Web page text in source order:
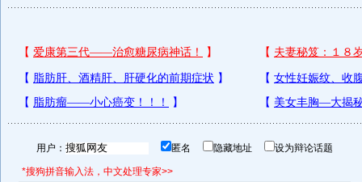
用户： 匿名 隐藏地址 设为辩论话题
*搜狗拼音输入法，中文处理专家>>